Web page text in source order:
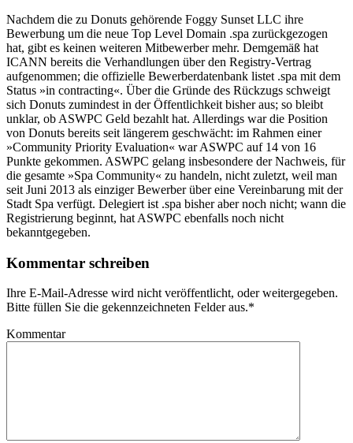
Nachdem die zu Donuts gehörende Foggy Sunset LLC ihre
Bewerbung um die neue Top Level Domain .spa zurückgezogen
hat, gibt es keinen weiteren Mitbewerber mehr. Demgemäß hat
ICANN bereits die Verhandlungen über den Registry-Vertrag
aufgenommen; die offizielle Bewerberdatenbank listet .spa mit dem
Status »in contracting«. Über die Gründe des Rückzugs schweigt
sich Donuts zumindest in der Öffentlichkeit bisher aus; so bleibt
unklar, ob ASWPC Geld bezahlt hat. Allerdings war die Position
von Donuts bereits seit längerem geschwächt: im Rahmen einer
»Community Priority Evaluation« war ASWPC auf 14 von 16
Punkte gekommen. ASWPC gelang insbesondere der Nachweis, für
die gesamte »Spa Community« zu handeln, nicht zuletzt, weil man
seit Juni 2013 als einziger Bewerber über eine Vereinbarung mit der
Stadt Spa verfügt. Delegiert ist .spa bisher aber noch nicht; wann die
Registrierung beginnt, hat ASWPC ebenfalls noch nicht
bekanntgegeben.
Kommentar schreiben
Ihre E-Mail-Adresse wird nicht veröffentlicht, oder weitergegeben.
Bitte füllen Sie die gekennzeichneten Felder aus.*
Kommentar